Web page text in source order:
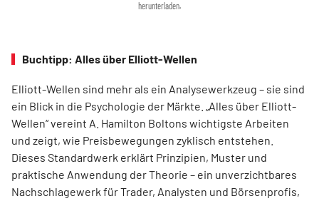
herunterladen.
Buchtipp: Alles über Elliott-Wellen
Elliott-Wellen sind mehr als ein Analysewerkzeug – sie sind
ein Blick in die Psychologie der Märkte. „Alles über Elliott-
Wellen“ vereint A. Hamilton Boltons wichtigste Arbeiten
und zeigt, wie Preisbewegungen zyklisch entstehen.
Dieses Standardwerk erklärt Prinzipien, Muster und
praktische Anwendung der Theorie – ein unverzichtbares
Nachschlagewerk für Trader, Analysten und Börsenprofis,